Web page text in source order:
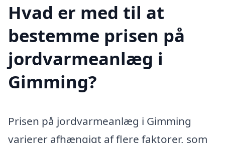
Hvad er med til at
bestemme prisen på
jordvarmeanlæg i
Gimming?
Prisen på jordvarmeanlæg i Gimming
varierer afhængigt af flere faktorer, som